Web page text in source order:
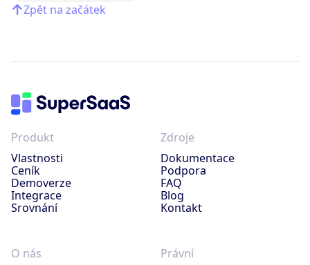
Zpět na začátek
Produkt
Vlastnosti
Ceník
Demoverze
Integrace
Srovnání
Zdroje
Dokumentace
Podpora
FAQ
Blog
Kontakt
O nás
Právní